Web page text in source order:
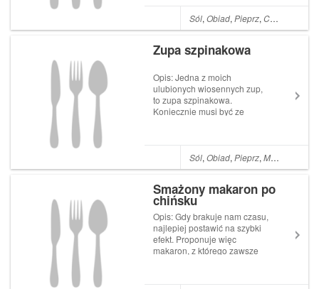
jego wykorzystanie, że aż
trudno wypróbować
Sól,Obiad,Pieprz,Czosnek
Zupa szpinakowa
Opis: Jedna z moich
ulubionych wiosennych zup,
to zupa szpinakowa.
Koniecznie musi być ze
komponuje się z czosnkiem,
śmietankowym serkiem
muszkatołową. Zup...
Sól,Obiad,Pieprz,Masło
Smażony makaron po
chińsku
Opis: Gdy brakuje nam czasu,
najlepiej postawić na szybki
efekt. Proponuje więc
makaron, z którego zawsze